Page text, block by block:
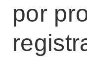
por